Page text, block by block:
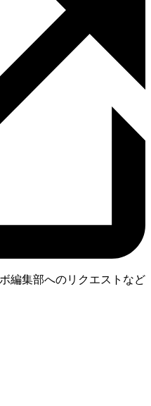
編集部へのリクエストなど